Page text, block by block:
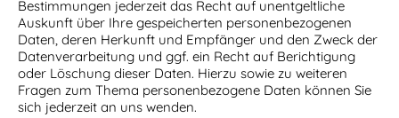
Bestimmungen jederzeit das Recht auf unentgeltliche
Auskunft über Ihre gespeicherten personenbezogenen
Daten, deren Herkunft und Empfänger und den Zweck der
Datenverarbeitung und ggf. ein Recht auf Berichtigung
oder Löschung dieser Daten. Hierzu sowie zu weiteren
Fragen zum Thema personenbezogene Daten können Sie
sich jederzeit an uns wenden.